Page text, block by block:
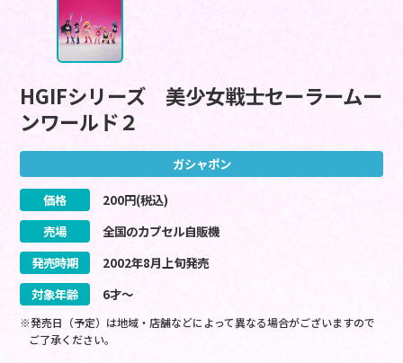
HGIFシリーズ 美少女戦士セーラームー
ンワールド２
ガシャポン
価格 200円(税込)
売場
全国のカプセル自販機
発売時期
2002年8月上旬発売
対象年齢
6才～
※発売日（予定）は地域・店舗などによって異なる場合がございますので
ご了承ください。